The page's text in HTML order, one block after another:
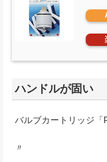
ハンドルが固い
バルブカートリッジ「
〃